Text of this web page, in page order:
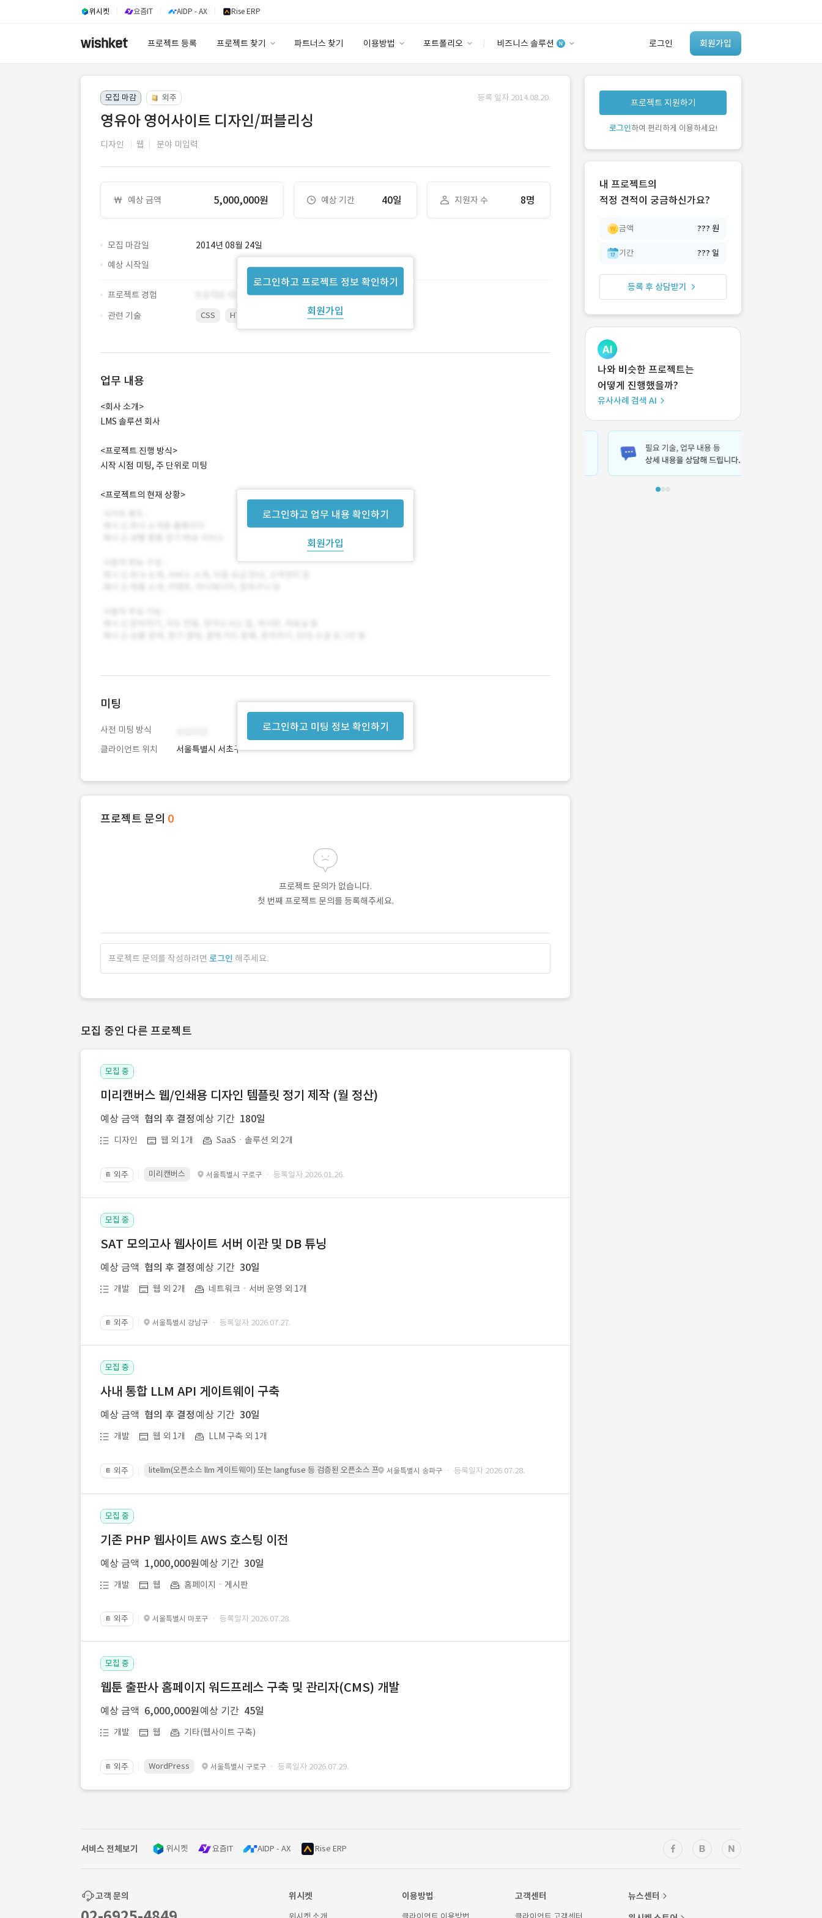
위시켓 요즘IT AIDP - AX Rise ERP
프로젝트 등록 프로젝트 찾기 파트너스 찾기 이용방법 포트폴리오 비즈니스 솔루션 로그인 회원가입
안심 코드 케어
유사사례 검색 AI
‘이런 거’ 만들어본
개발 회사 있어?
모집 마감 외주 등록 일자 2014.08.20.
영유아 영어사이트 디자인/퍼블리싱
디자인 웹 분야 미입력
예상 금액 5,000,000원 예상 기간 40일 지원자 수 8명
모집 마감일 2014년 08월 24일
로그인하고 프로젝트 정보 확인하기
회원가입
예상 시작일
프로젝트 경험
관련 기술
CSS HTML5 Photoshop
업무 내용
로그인하고 업무 내용 확인하기
회원가입
<회사 소개>
LMS 솔루션 회사
<프로젝트 진행 방식>
시작 시점 미팅, 주 단위로 미팅
<프로젝트의 현재 상황>
로그인하고 미팅 정보 확인하기
미팅
사전 미팅 방식
클라이언트 위치
서울특별시 서초구
프로젝트 문의 0
프로젝트 문의가 없습니다.
첫 번째 프로젝트 문의를 등록해주세요.
프로젝트 문의를 작성하려면 로그인 해주세요.
모집 중인 다른 프로젝트
모집 중
미리캔버스 웹/인쇄용 디자인 템플릿 정기 제작 (월 정산)
예상 금액 협의 후 결정 예상 기간 180일
디자인 웹 외 1개 SaaSㆍ솔루션 외 2개
📔 외주 미리캔버스 서울특별시 구로구 · 등록일자 2026.01.26.
모집 중
SAT 모의고사 웹사이트 서버 이관 및 DB 튜닝
예상 금액 협의 후 결정 예상 기간 30일
개발 웹 외 2개 네트워크ㆍ서버 운영 외 1개
📔 외주 서울특별시 강남구 · 등록일자 2026.07.27.
모집 중
사내 통합 LLM API 게이트웨이 구축
예상 금액 협의 후 결정 예상 기간 30일
개발 웹 외 1개 LLM 구축 외 1개
📔 외주 litellm(오픈소스 llm 게이트웨이) 또는 langfuse 등 검증된 오픈소스 프레임워크를 기반으로 시스템을 구축
서울특별시 송파구 · 등록일자 2026.07.28.
모집 중
기존 PHP 웹사이트 AWS 호스팅 이전
예상 금액 1,000,000원 예상 기간 30일
개발 웹 홈페이지ㆍ게시판
📔 외주 서울특별시 마포구 · 등록일자 2026.07.28.
모집 중
웹툰 출판사 홈페이지 워드프레스 구축 및 관리자(CMS) 개발
예상 금액 6,000,000원 예상 기간 45일
개발 웹 기타(웹사이트 구축)
📔 외주 WordPress 서울특별시 구로구 · 등록일자 2026.07.29.
프로젝트 지원하기
로그인하여 편리하게 이용하세요!
내 프로젝트의
적정 견적이 궁금하신가요?
금액 ??? 원
기간 ??? 일
등록 후 상담받기
나와 비슷한 프로젝트는
어떻게 진행했을까?
유사사례 검색 AI
서비스 전체보기 위시켓 요즘IT AIDP - AX Rise ERP
고객 문의 위시켓 이용방법 고객센터
뉴스센터